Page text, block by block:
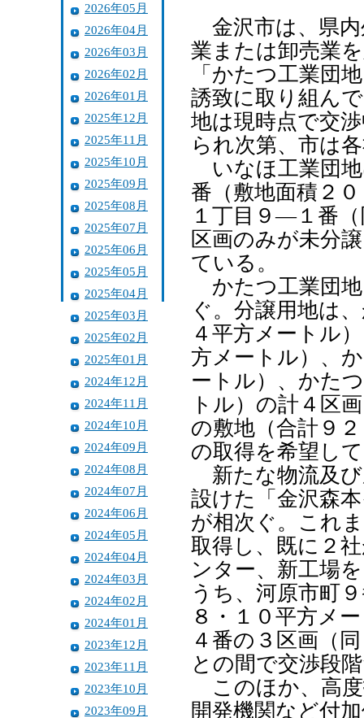
2026年05月
2026年04月
2026年03月
2026年02月
2026年01月
2025年12月
2025年11月
2025年10月
2025年09月
2025年08月
2025年07月
2025年06月
2025年05月
2025年04月
2025年03月
2025年02月
2025年01月
2024年12月
2024年11月
2024年10月
2024年09月
2024年08月
2024年07月
2024年06月
2024年05月
2024年04月
2024年03月
2024年02月
2024年01月
2023年12月
2023年11月
2023年10月
2023年09月
金沢市は、県内
業または卸売業
「かたつ工業団
誘致に取り組ん
地は現時点で交
られ次第、市は
いなほ工業団地
番（敷地面積２
１丁目９―１番
区画のみが未分
ている。
かたつ工業団
ぐ。分譲用地は
４平方メートル
方メートル）、
ートル）、かた
トル）の計４区
の敷地（合計９
の取得を希望し
新たな物流及び
設けた「金沢森
が相次ぐ。これ
取得し、既に２
ンター、新工場
うち、河原市町
８・１０平方メ
４番の３区画（
との間で交渉段
このほか、高度
開発機関など付